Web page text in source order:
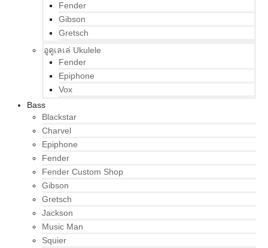
Fender
Gibson
Gretsch
อูคูเลเล่ Ukulele
Fender
Epiphone
Vox
Bass
Blackstar
Charvel
Epiphone
Fender
Fender Custom Shop
Gibson
Gretsch
Jackson
Music Man
Squier